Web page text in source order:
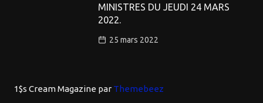
MINISTRES DU JEUDI 24 MARS
2022.
25 mars 2022
1$s Cream Magazine par Themebeez